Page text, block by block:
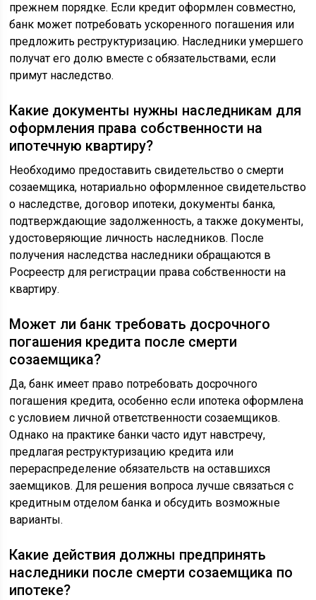
прежнем порядке. Если кредит оформлен совместно,
банк может потребовать ускоренного погашения или
предложить реструктуризацию. Наследники умершего
получат его долю вместе с обязательствами, если
примут наследство.
Какие документы нужны наследникам для
оформления права собственности на
ипотечную квартиру?
Необходимо предоставить свидетельство о смерти
созаемщика, нотариально оформленное свидетельство
о наследстве, договор ипотеки, документы банка,
подтверждающие задолженность, а также документы,
удостоверяющие личность наследников. После
получения наследства наследники обращаются в
Росреестр для регистрации права собственности на
квартиру.
Может ли банк требовать досрочного
погашения кредита после смерти
созаемщика?
Да, банк имеет право потребовать досрочного
погашения кредита, особенно если ипотека оформлена
с условием личной ответственности созаемщиков.
Однако на практике банки часто идут навстречу,
предлагая реструктуризацию кредита или
перераспределение обязательств на оставшихся
заемщиков. Для решения вопроса лучше связаться с
кредитным отделом банка и обсудить возможные
варианты.
Какие действия должны предпринять
наследники после смерти созаемщика по
ипотеке?